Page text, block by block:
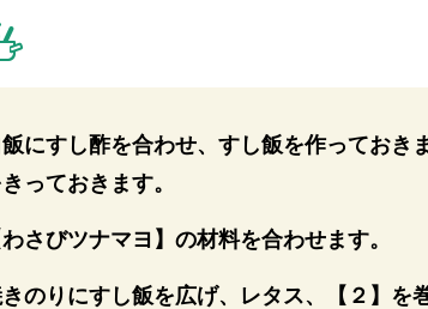
飯にすし酢を合わせ、すし飯を作っておき
っておきます。
わさびツナマヨ】の材料を合わせます。
きのりにすし飯を広げ、レタス、【２】を